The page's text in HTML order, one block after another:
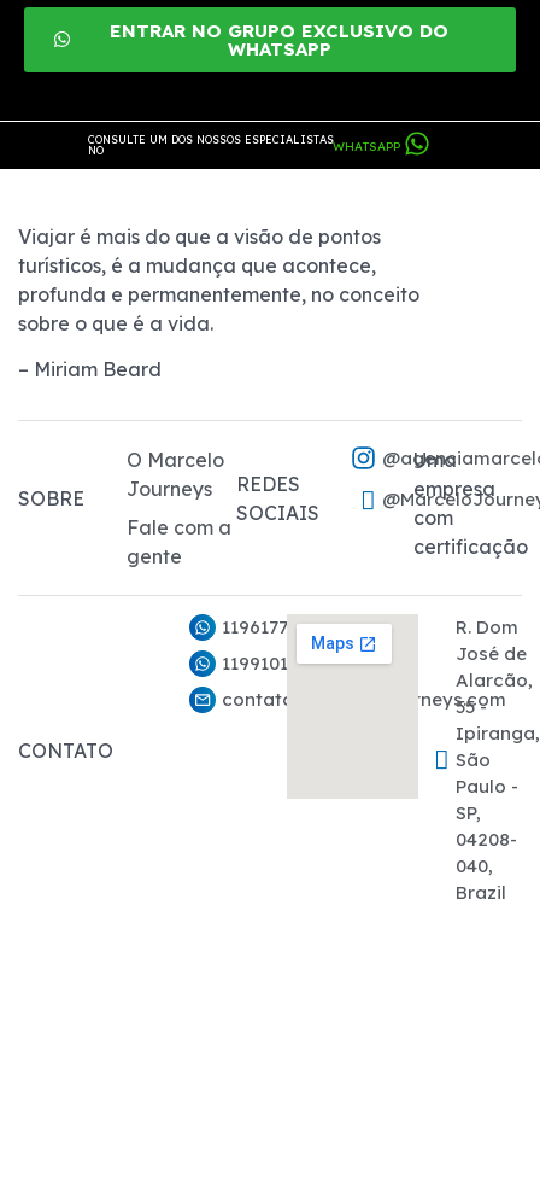
ENTRAR NO GRUPO EXCLUSIVO DO
WHATSAPP
CONSULTE UM DOS NOSSOS ESPECIALISTAS
NO
WHATSAPP
Viajar é mais do que a visão de pontos
turísticos, é a mudança que acontece,
profunda e permanentemente, no conceito
sobre o que é a vida.
– Miriam Beard
SOBRE
O Marcelo
Journeys
Fale com a
gente
REDES
SOCIAIS
Uma
empresa
com
certificação
CONTATO
11961776282
11991011927
contato@marcelojourneys.com
R. Dom
José de
Alarcão,
55 -
Ipiranga,
São
Paulo -
SP,
04208-
040,
Brazil